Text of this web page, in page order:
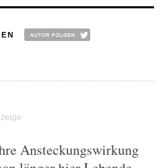
Ansteckungswirkung